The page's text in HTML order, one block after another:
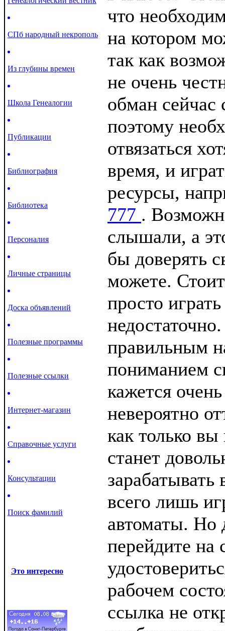
СПб народный некрополь
Из глубины времен
Школа Генеалогии
Публикации
Библиография
Библиотека
Персоналия
Личные страницы
Доска объявлений
Полезные программы
Полезные ссылки
Интернет-магазин
Справочные услуги
Консультации
Поиск фамилий
Это интересно
что
на котором
так как
не очень
обман
поэтому
отвязаться
время, и
ресурсы,
777 .
слышали, а
бы доверять
можете.
просто
правильным
пониманием
кажется
невероятно
как только
станет
зарабатывать
всего лишь
автоматы. Но
перейдите на
рабочем
ссылка не